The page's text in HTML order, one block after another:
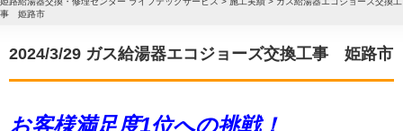
事 姫路市
2024/3/29 ガス給湯器エコジョーズ交換工事 姫路市
お客様満足度1位への挑戦！